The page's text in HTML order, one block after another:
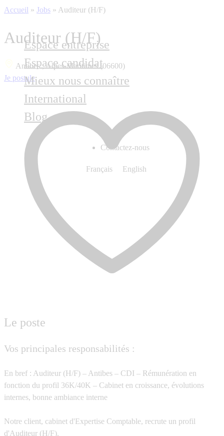
Espace entreprise
Espace candidat
Mieux nous connaître
International
Blog
Contactez-nous
Français English
Accueil » Jobs » Auditeur (H/F)
Auditeur (H/F)
Antibes , Alpes-Maritimes (06600)
Je postule
Le poste
Vos principales responsabilités :
En bref : Auditeur (H/F) – Antibes – CDI – Rémunération en
fonction du profil 36K/40K – Cabinet en croissance, évolutions
internes, bonne ambiance interne
Notre client, cabinet d'Expertise Comptable, recrute un profil
d'Auditeur (H/F).